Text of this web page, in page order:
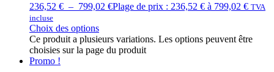
236,52 € – 799,02 €Plage de prix : 236,52 € à 799,02 € TVA
incluse
Choix des options
Ce produit a plusieurs variations. Les options peuvent être
choisies sur la page du produit
Promo !